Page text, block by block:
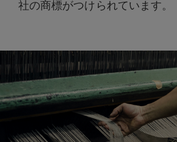
社の商標がつけられています。